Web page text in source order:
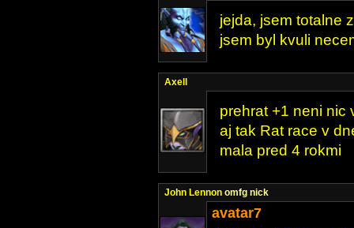
jejda, jsem totalne
jsem byl kvuli
Axell
prehrat +1 neni nic
aj tak Rat race v
mala pred 4 rokmi
John Lennon omfg nick
avatar7